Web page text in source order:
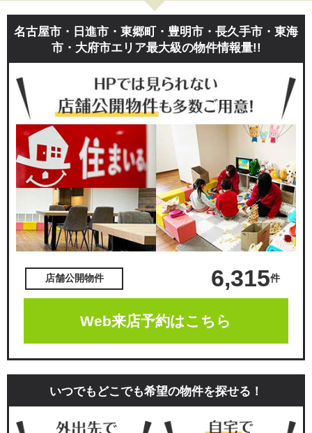
名古屋市・日進市・東郷町・豊明市・長久手市・東海
市・大府市エリア最大級の物件情報量!!
店舗公開物件 6,315件
Web来店予約はこちら
いつでもどこでも希望の物件を探せる！